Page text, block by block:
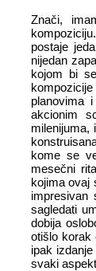
Znači,
postaje
nijedan
kojom bi
planovima
akcionim
milenijuma,
kome se
mesečni
kojima ovaj
impresivan
sagledati
dobija
otišlo korak
ipak
svaki